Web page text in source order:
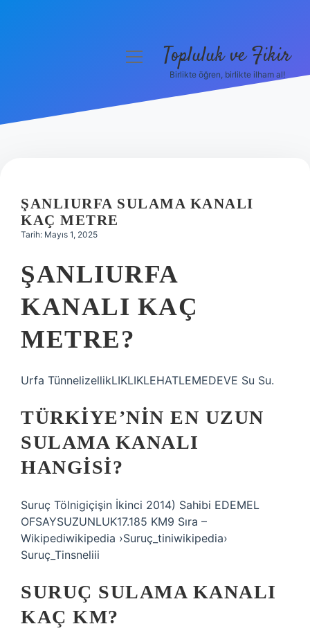
Hakkımızda
menüyüTopluluk ve Fikir
Birlikte öğren, birlikte ilham al!
ŞANLIURFA SULAMA KANALI
KAÇ METRE
Tarih: Mayıs 1, 2025
ŞANLIURFA
KANALI KAÇ
METRE?
Urfa TünnelizellikLIKLIKLEHATLEMEDEVE Su Su.
TÜRKIYE’NIN EN UZUN
SULAMA KANALI
HANGISI?
Suruç Tölnigiçişin İkinci 2014) Sahibi EDEMEL
OFSAYSUZUNLUK17.185 KM9 Sıra –
Wikipediwikipedia ›Suruç_tiniwikipedia›
Suruç_Tinsneliii
SURUÇ SULAMA KANALI
KAÇ KM?